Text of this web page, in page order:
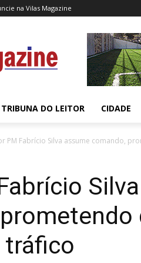
na Vilas Magazine
TRIBUNA DO LEITOR CIDADE
PM Fabrício Silva assume comando,
tráfico